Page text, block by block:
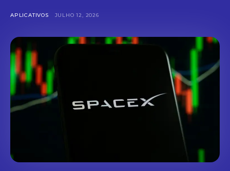
APLICATIVOS JULHO 12, 2026